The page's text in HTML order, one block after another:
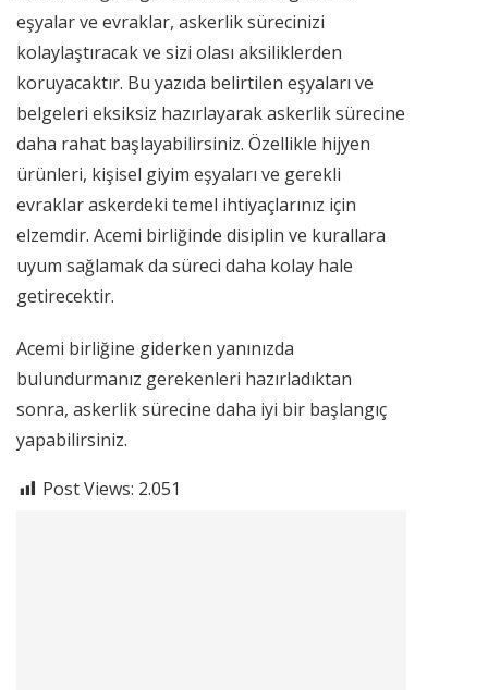
eşyalar ve evraklar, askerlik sürecinizi
kolaylaştıracak ve sizi olası aksiliklerden
koruyacaktır. Bu yazıda belirtilen eşyaları ve
belgeleri eksiksiz hazırlayarak askerlik sürecine
daha rahat başlayabilirsiniz. Özellikle hijyen
ürünleri, kişisel giyim eşyaları ve gerekli
evraklar askerdeki temel ihtiyaçlarınız için
elzemdir. Acemi birliğinde disiplin ve kurallara
uyum sağlamak da süreci daha kolay hale
getirecektir.
Acemi birliğine giderken yanınızda
bulundurmanız gerekenleri hazırladıktan
sonra, askerlik sürecine daha iyi bir başlangıç
yapabilirsiniz.
Post Views: 2.051